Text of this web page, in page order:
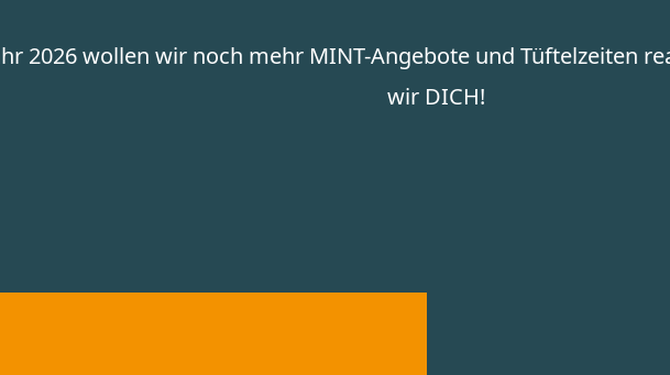
2026 wollen wir noch mehr MINT-Angebote und Tüftelzeiten
wir DICH!